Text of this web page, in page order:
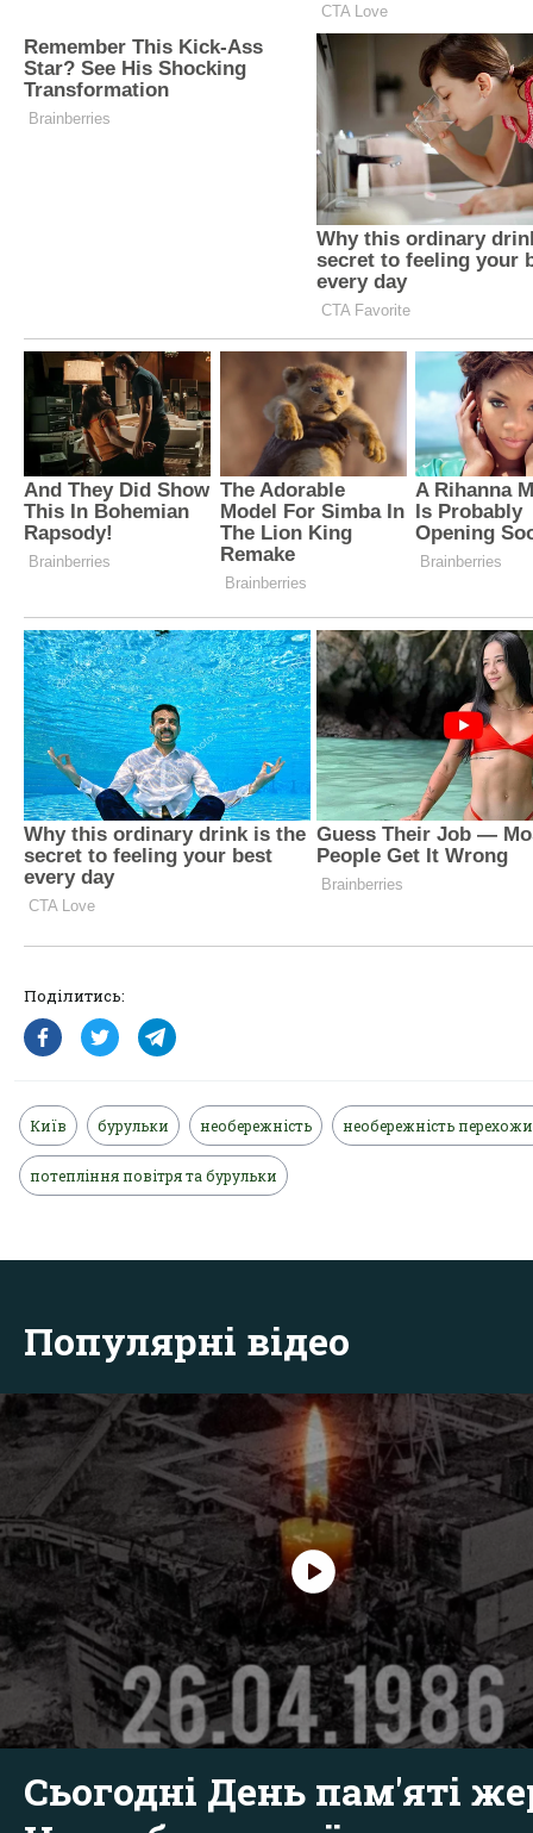
Поділитись:
Київ бурульки необережність необережність
потепління повітря та бурульки
Популярні відео
Сьогодні День пам'яті